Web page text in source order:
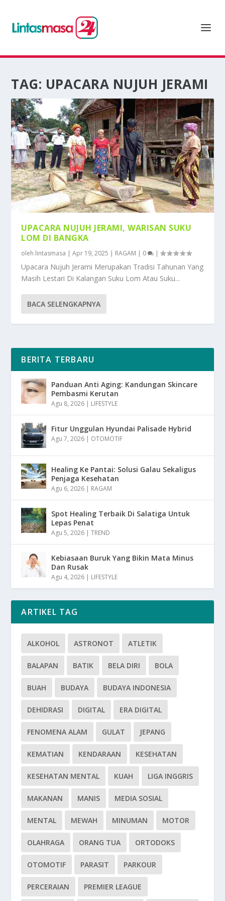
TAG: UPACARA NUJUH JERAMI
UPACARA NUJUH JERAMI, WARISAN SUKU
LOM DI BANGKA
oleh lintasmasa |Apr 19, 2025 | RAGAM | 0 |
Upacara Nujuh Jerami Merupakan Tradisi Tahunan Yang
Masih Lestari Di Kalangan Suku Lom Atau Suku...
BACA SELENGKAPNYA
BERITA TERBARU
Panduan Anti Aging: Kandungan Skincare
Pembasmi Kerutan
Agu 8, 2026 | LIFESTYLE
Fitur Unggulan Hyundai Palisade Hybrid
Agu 7, 2026 | OTOMOTIF
Healing Ke Pantai: Solusi Galau Sekaligus
Penjaga Kesehatan
Agu 6, 2026 | RAGAM
Spot Healing Terbaik Di Salatiga Untuk
Lepas Penat
Agu 5, 2026 |TREND
Kebiasaan Buruk Yang Bikin Mata Minus
Dan Rusak
Agu 4, 2026 | LIFESTYLE
ARTIKEL TAG
ALKOHOL ASTRONOT ATLETIK
BALAPAN BATIK BELA DIRI BOLA
BUAH BUDAYA BUDAYA INDONESIA
DEHIDRASI DIGITAL ERA DIGITAL
FENOMENA ALAM GULAT JEPANG
KEMATIAN KENDARAAN KESEHATAN
KESEHATAN MENTAL KUAH LIGA INGGRIS
MAKANAN MANIS MEDIA SOSIAL
MENTAL MEWAH MINUMAN MOTOR
OLAHRAGA ORANG TUA ORTODOKS
OTOMOTIF PARASIT PARKOUR
PERCERAIAN PREMIER LEAGUE